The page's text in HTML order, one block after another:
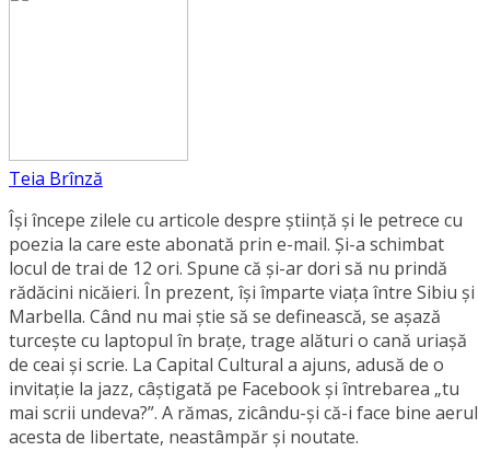
Teia Brînză
Își începe zilele cu articole despre știință și le petrece cu
poezia la care este abonată prin e-mail. Și-a schimbat
locul de trai de 12 ori. Spune că și-ar dori să nu prindă
rădăcini nicăieri. În prezent, își împarte viața între Sibiu și
Marbella. Când nu mai știe să se definească, se aşază
turcește cu laptopul în brațe, trage alături o cană uriașă
de ceai și scrie. La Capital Cultural a ajuns, adusă de o
invitație la jazz, câștigată pe Facebook și întrebarea „tu
mai scrii undeva?”. A rămas, zicându-și că-i face bine aerul
acesta de libertate, neastâmpăr și noutate.